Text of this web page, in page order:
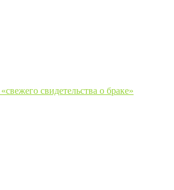
свидетельства о браке»